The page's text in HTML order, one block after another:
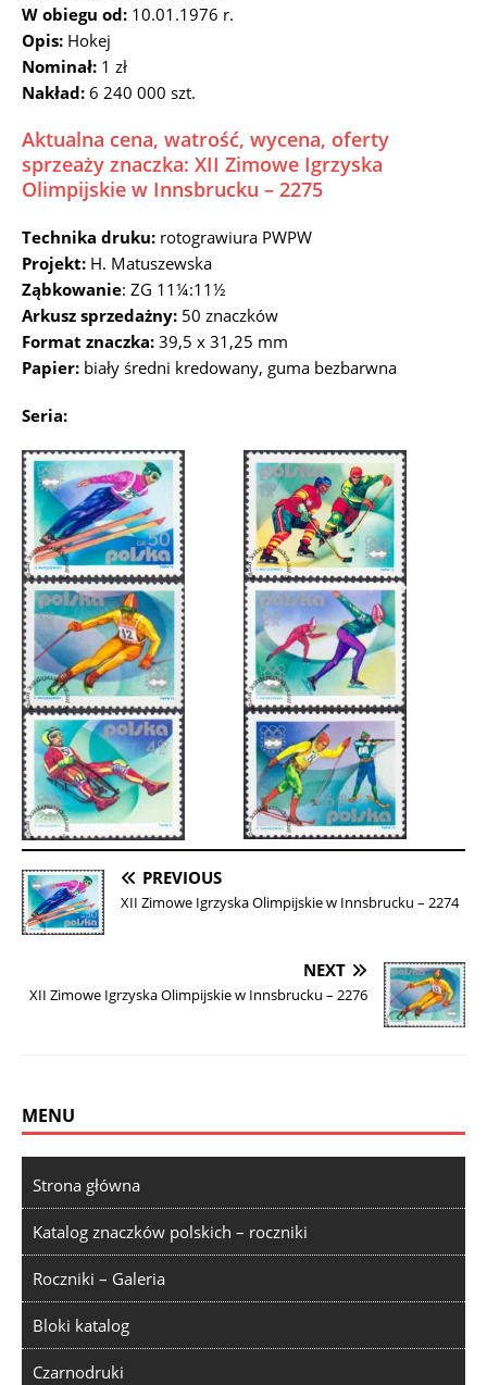
W obiegu od: 10.01.1976 r.
Opis: Hokej
Nominał: 1 zł
Nakład: 6 240 000 szt.
Aktualna cena, watrość, wycena, oferty
sprzeaży znaczka: XII Zimowe Igrzyska
Olimpijskie w Innsbrucku – 2275
Technika druku: rotograwiura PWPW
Projekt: H. Matuszewska
Ząbkowanie: ZG 11¼:11½
Arkusz sprzedażny: 50 znaczków
Format znaczka: 39,5 x 31,25 mm
Papier: biały średni kredowany, guma bezbarwna
Seria:
PREVIOUS
XII Zimowe Igrzyska Olimpijskie w Innsbrucku – 2274
NEXT
XII Zimowe Igrzyska Olimpijskie w Innsbrucku – 2276
MENU
Strona główna
Katalog znaczków polskich – roczniki
Roczniki – Galeria
Bloki katalog
Czarnodruki